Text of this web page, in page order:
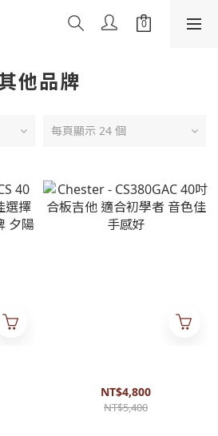
他品牌
每頁顯示 24 個
好
NT$4,800
NT$5,400